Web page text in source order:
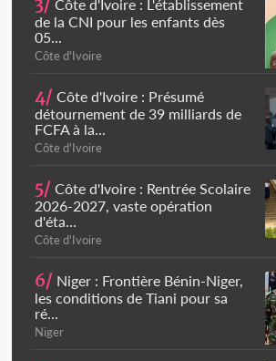
3/ Côte d'Ivoire : L'établissement
de la CNI pour les enfants dès
05...
Côte d'Ivoire
4/ Côte d'Ivoire : Présumé
détournement de 39 milliards de
FCFA à la...
Côte d'Ivoire
5/ Côte d'Ivoire : Rentrée Scolaire
2026-2027, vaste opération
d'éta...
Côte d'Ivoire
6/ Niger : Frontière Bénin-Niger,
les conditions de Tiani pour sa
ré...
Niger